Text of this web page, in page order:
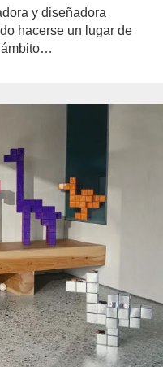
y diseñadora
hacerse un lugar de
ámbito…